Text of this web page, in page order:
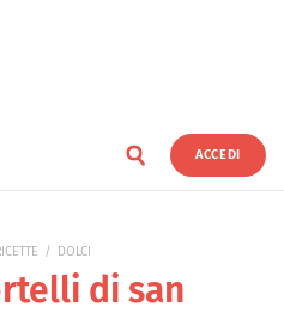
ACCEDI
DOLCI
di san